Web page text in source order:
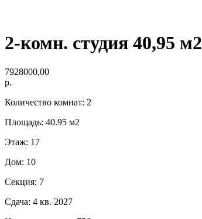
2-комн. студия 40,95 м2
7928000,00
р.
Количество комнат: 2
Площадь: 40.95 м2
Этаж: 17
Дом: 10
Секция: 7
Сдача: 4 кв. 2027